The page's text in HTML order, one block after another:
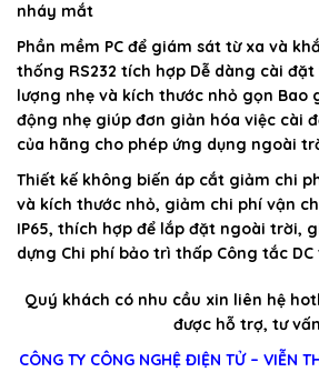
nháy mắt
Phần mềm PC để giám sát từ xa và
thống RS232 tích hợp Dễ dàng cài
lượng nhẹ và kích thước nhỏ gọn Bao
động nhẹ giúp đơn giản hóa việc cài
của hãng cho phép ứng dụng ngoài
Thiết kế không biến áp cắt giảm chi
và kích thước nhỏ, giảm chi phí vận
IP65, thích hợp để lắp đặt ngoài trời,
dựng Chi phí bảo trì thấp Công tắc
Quý khách có nhu cầu xin liên hệ
được hỗ trợ, tư
CÔNG TY CÔNG NGHỆ ĐIỆN TỬ – VIỄN